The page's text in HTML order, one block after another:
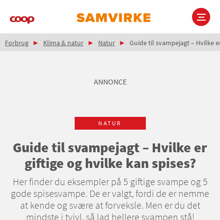
Main
Brødkrumme
Forbrug Klima & natur Natur Guide til svampejagt – Hvilke
ANNONCE
NATUR
Guide til svampejagt – Hvilke er
giftige og hvilke kan spises?
Her finder du eksempler på 5 giftige svampe og 5
gode spisesvampe. De er valgt, fordi de er nemme
at kende og svære at forveksle. Men er du det
mindste i tvivl, så lad hellere svampen stå!